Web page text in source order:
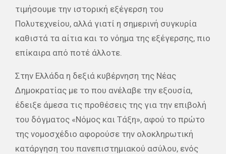
τιμήσουμε την ιστορική εξέγερση του
Πολυτεχνείου, αλλά γιατί η σημερινή συγκυρία
καθιστά τα αίτια και το νόημα της εξέγερσης, πιο
επίκαιρα από ποτέ άλλοτε.
Στην Ελλάδα η δεξιά κυβέρνηση της Νέας
Δημοκρατίας με το που ανέλαβε την εξουσία,
έδειξε άμεσα τις προθέσεις της για την επιβολή
του δόγματος «Νόμος και Τάξη», αφού το πρώτο
της νομοσχέδιο αφορούσε την ολοκληρωτική
κατάργηση του πανεπιστημιακού ασύλου, ενός